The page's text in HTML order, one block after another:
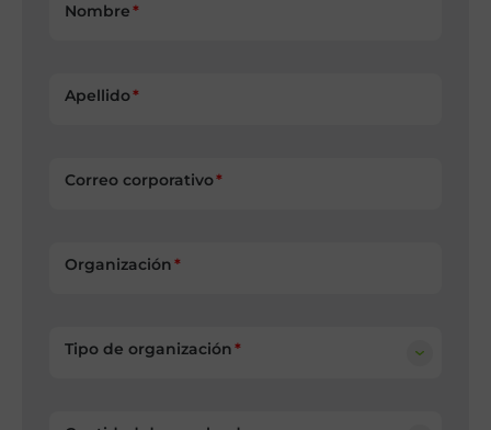
Nombre
Apellido
Correo corporativo
Organización
Tipo de organización